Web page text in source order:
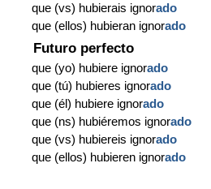
que (vs) hubierais ignorado
que (ellos) hubieran ignorado
Futuro perfecto
que (yo) hubiere ignorado
que (tú) hubieres ignorado
que (él) hubiere ignorado
que (ns) hubiéremos ignorado
que (vs) hubiereis ignorado
que (ellos) hubieren ignorado